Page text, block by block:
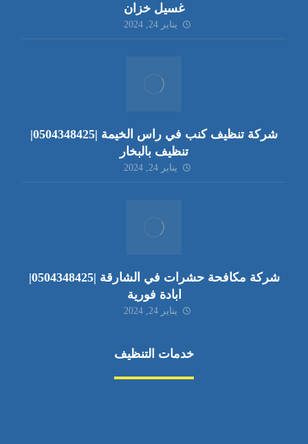
غسيل خزان
يناير 24, 2024
شركة تنظيف كنب في راس الخيمة |0504348425|
تنظيف بالبخار
يناير 24, 2024
شركة مكافحة حشرات في الشارقة |0504348425|
ابادة فورية
يناير 24, 2024
خدمات التنظيف